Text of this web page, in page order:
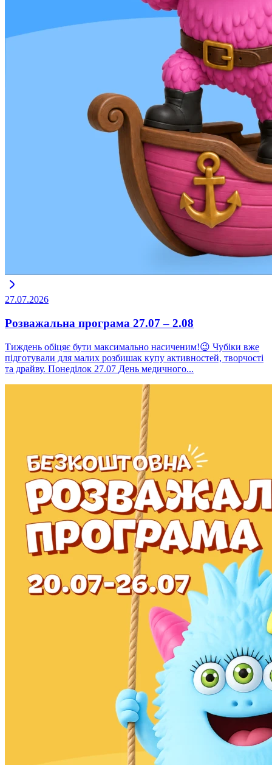
27.07.2026
Розважальна програма 27.07 – 2.08
Тиждень обіцяє бути максимально насиченим!😉 Чубіки вже
підготували для малих розбишак купу активностей, творчості
та драйву. Понеділок 27.07 День медичного...